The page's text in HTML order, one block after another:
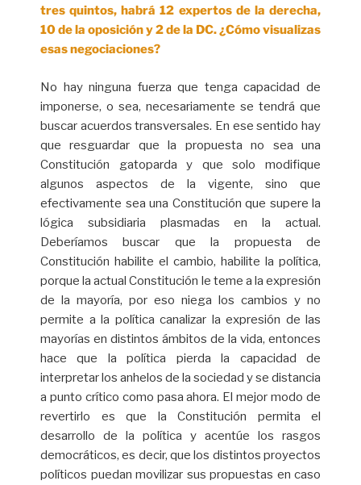
tres quintos, habrá 12 expertos de la derecha,
10 de la oposición y 2 de la DC. ¿Cómo visualizas
esas negociaciones?
No hay ninguna fuerza que tenga capacidad de
imponerse, o sea, necesariamente se tendrá que
buscar acuerdos transversales. En ese sentido hay
que resguardar que la propuesta no sea una
Constitución gatoparda y que solo modifique
algunos aspectos de la vigente, sino que
efectivamente sea una Constitución que supere la
lógica subsidiaria plasmadas en la actual.
Deberíamos buscar que la propuesta de
Constitución habilite el cambio, habilite la política,
porque la actual Constitución le teme a la expresión
de la mayoría, por eso niega los cambios y no
permite a la política canalizar la expresión de las
mayorías en distintos ámbitos de la vida, entonces
hace que la política pierda la capacidad de
interpretar los anhelos de la sociedad y se distancia
a punto crítico como pasa ahora. El mejor modo de
revertirlo es que la Constitución permita el
desarrollo de la política y acentúe los rasgos
democráticos, es decir, que los distintos proyectos
políticos puedan movilizar sus propuestas en caso